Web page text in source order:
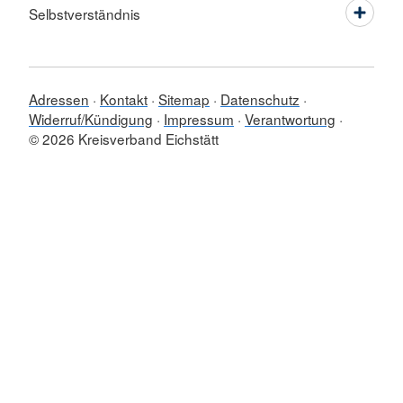
Selbstverständnis
Adressen Kontakt Sitemap
Datenschutz
Widerruf/Kündigung
Impressum Verantwortung
© 2026 Kreisverband Eichstätt